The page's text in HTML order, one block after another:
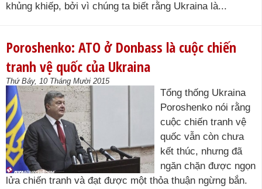
khủng khiếp, bởi vì chúng ta biết rằng Ukraina là...
Poroshenko: ATO ở Donbass là cuộc chiến
tranh vệ quốc của Ukraina
Thứ Bảy, 10 Tháng Mười 2015
Tổng thống Ukraina
Poroshenko nói rằng
cuộc chiến tranh vệ
quốc vẫn còn chưa
kết thúc, nhưng đã
ngăn chặn được ngọn
lửa chiến tranh và đạt được một thỏa thuận ngừng bắn.